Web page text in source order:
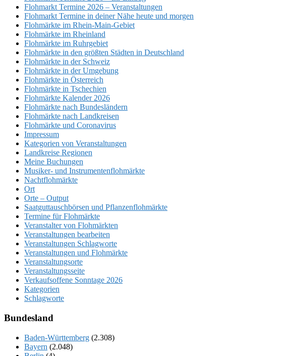
Flohmarkt Termine 2026 – Veranstaltungen
Flohmarkt Termine in deiner Nähe heute und morgen
Flohmärkte im Rhein-Main-Gebiet
Flohmärkte im Rheinland
Flohmärkte im Ruhrgebiet
Flohmärkte in den größten Städten in Deutschland
Flohmärkte in der Schweiz
Flohmärkte in der Umgebung
Flohmärkte in Österreich
Flohmärkte in Tschechien
Flohmärkte Kalender 2026
Flohmärkte nach Bundesländern
Flohmärkte nach Landkreisen
Flohmärkte und Coronavirus
Impressum
Kategorien von Veranstaltungen
Landkreise Regionen
Meine Buchungen
Musiker- und Instrumentenflohmärkte
Nachtflohmärkte
Ort
Orte – Output
Saatguttauschbörsen und Pflanzenflohmärkte
Termine für Flohmärkte
Veranstalter von Flohmärkten
Veranstaltungen bearbeiten
Veranstaltungen Schlagworte
Veranstaltungen und Flohmärkte
Veranstaltungsorte
Veranstaltungsseite
Verkaufsoffene Sonntage 2026
Kategorien
Schlagworte
Bundesland
Baden-Württemberg (2.308)
Bayern (2.048)